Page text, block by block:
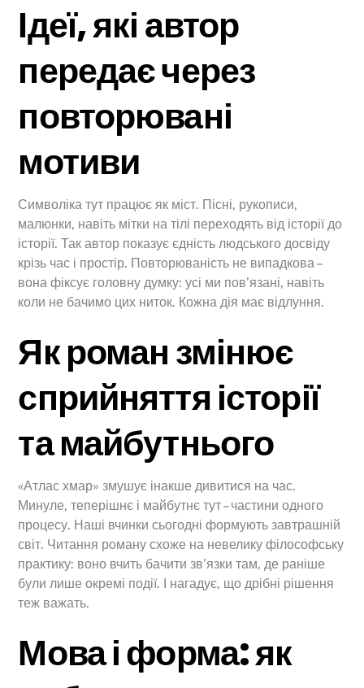
Ідеї, які автор
передає через
повторювані
мотиви
Символіка тут працює як міст. Пісні, рукописи,
малюнки, навіть мітки на тілі переходять від історії до
історії. Так автор показує єдність людського досвіду
крізь час і простір. Повторюваність не випадкова –
вона фіксує головну думку: усі ми пов’язані, навіть
коли не бачимо цих ниток. Кожна дія має відлуння.
Як роман змінює
сприйняття історії
та майбутнього
«Атлас хмар» змушує інакше дивитися на час.
Минуле, теперішнє і майбутнє тут – частини одного
процесу. Наші вчинки сьогодні формують завтрашній
світ. Читання роману схоже на невелику філософську
практику: воно вчить бачити зв’язки там, де раніше
були лише окремі події. І нагадує, що дрібні рішення
теж важать.
Мова і форма: як